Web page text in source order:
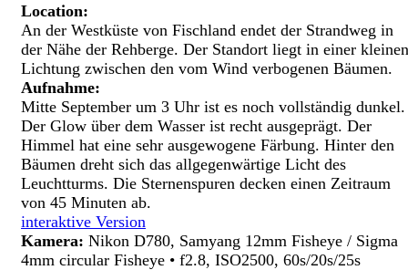
Location:
An der Westküste von Fischland endet der Strandweg in
der Nähe der Rehberge. Der Standort liegt in einer kleinen
Lichtung zwischen den vom Wind verbogenen Bäumen.
Aufnahme:
Mitte September um 3 Uhr ist es noch vollständig dunkel.
Der Glow über dem Wasser ist recht ausgeprägt. Der
Himmel hat eine sehr ausgewogene Färbung. Hinter den
Bäumen dreht sich das allgegenwärtige Licht des
Leuchtturms. Die Sternenspuren decken einen Zeitraum
von 45 Minuten ab.
interaktive Version
Kamera: Nikon D780, Samyang 12mm Fisheye / Sigma
4mm circular Fisheye • f2.8, ISO2500, 60s/20s/25s